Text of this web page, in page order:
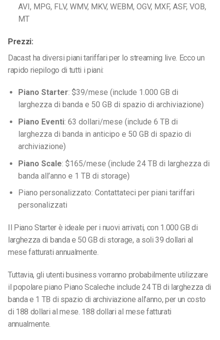
AVI, MPG, FLV, WMV, MKV, WEBM, OGV, MXF, ASF, VOB,
MT
Prezzi:
Dacast ha diversi piani tariffari per lo streaming live. Ecco un
rapido riepilogo di tutti i piani:
Piano Starter: $39/mese (include 1.000 GB di
larghezza di banda e 50 GB di spazio di archiviazione)
Piano Eventi: 63 dollari/mese (include 6 TB di
larghezza di banda in anticipo e 50 GB di spazio di
archiviazione)
Piano Scale: $165/mese (include 24 TB di larghezza di
banda all’anno e 1 TB di storage)
Piano personalizzato: Contattateci per piani tariffari
personalizzati
Il Piano Starter è ideale per i nuovi arrivati, con 1.000 GB di
larghezza di banda e 50 GB di storage, a soli 39 dollari al
mese fatturati annualmente.
Tuttavia, gli utenti business vorranno probabilmente utilizzare
il popolare piano Piano Scaleche include 24 TB di larghezza di
banda e 1 TB di spazio di archiviazione all’anno, per un costo
di 188 dollari al mese. 188 dollari al mese fatturati
annualmente.